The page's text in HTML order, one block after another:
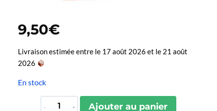
9,50€
Livraison estimée entre le 17 août 2026 et le 21 août
2026
En stock
quantité
Ajouter au panier